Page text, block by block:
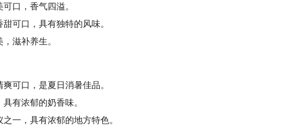
口，香气四溢。
可口，具有独特的风味。
滋补养生。
可口，是夏日消暑佳品。
有浓郁的奶香味。
一，具有浓郁的地方特色。